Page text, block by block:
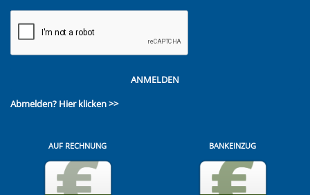
ANMELDEN
Abmelden? Hier klicken >>
AUF RECHNUNG BANKEINZUG